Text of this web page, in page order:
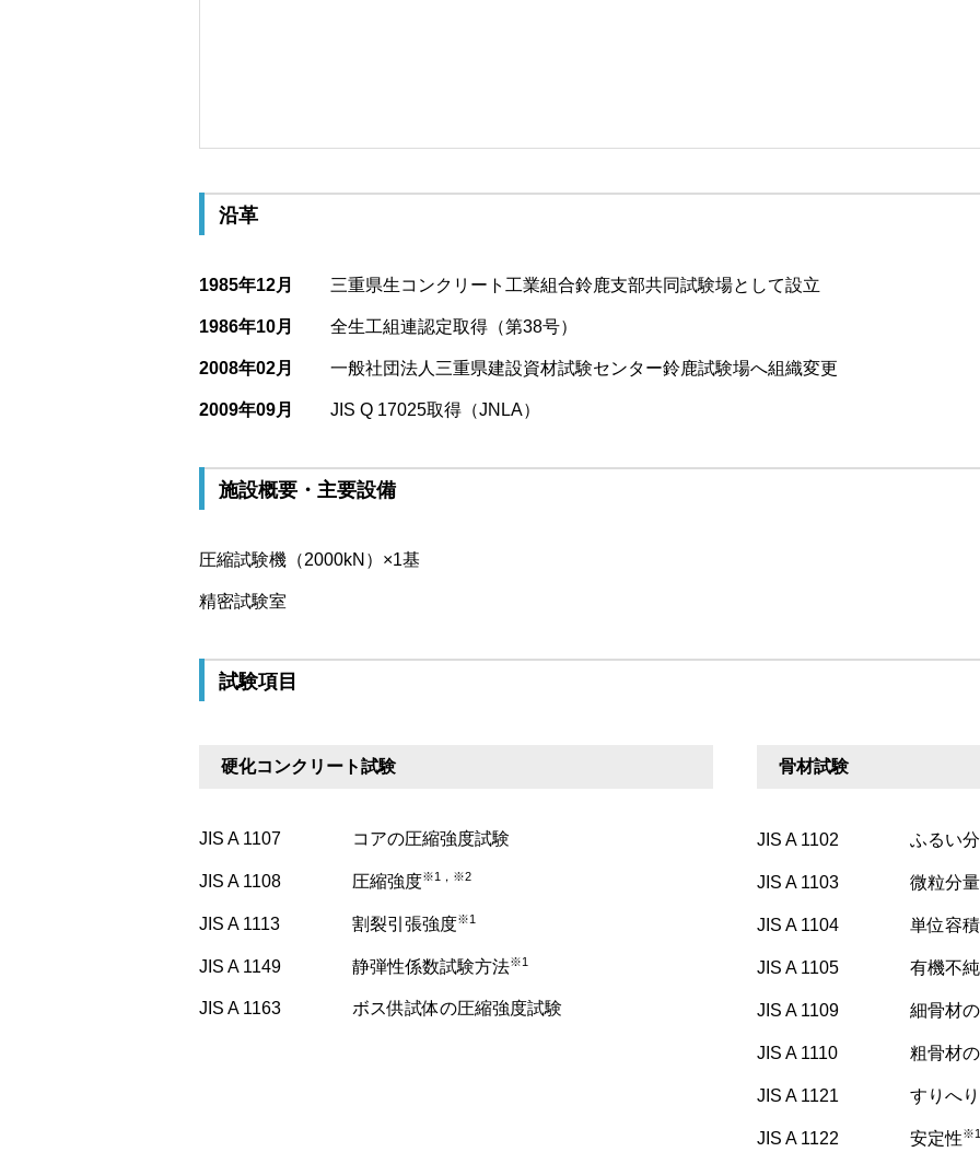
沿革
1985年12月 三重県生コンクリート工業組合鈴鹿支部共同試験場として設立
1986年10月 全生工組連認定取得（第38号）
2008年02月 一般社団法人三重県建設資材試験センター鈴鹿試験場へ組織変更
2009年09月 JIS Q 17025取得（JNLA）
施設概要・主要設備
圧縮試験機（2000kN）×1基
精密試験室
試験項目
硬化コンクリート試験
JIS A 1107 コアの圧縮強度試験
JIS A 1108 圧縮強度※1，※2
JIS A 1113 割裂引張強度※1
JIS A 1149 静弾性係数試験方法※1
JIS A 1163 ボス供試体の圧縮強度試験
骨材試験
JIS A 1102 ふるい
JIS A 1103 微粒分量
JIS A 1104 単位容
JIS A 1105 有機不
JIS A 1109 細骨材
JIS A 1110 粗骨材
JIS A 1121 すりへ
JIS A 1122 安定性※1